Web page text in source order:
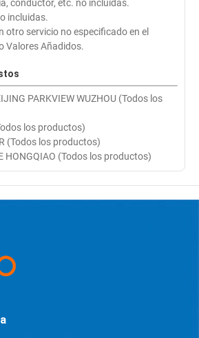
conductor, etc. no incluidas.
incluidas.
otro servicio no especificado en el
Valores Añadidos.
PARKVIEW WUZHOU (Todos los
los productos)
(Todos los productos)
HONGQIAO (Todos los productos)